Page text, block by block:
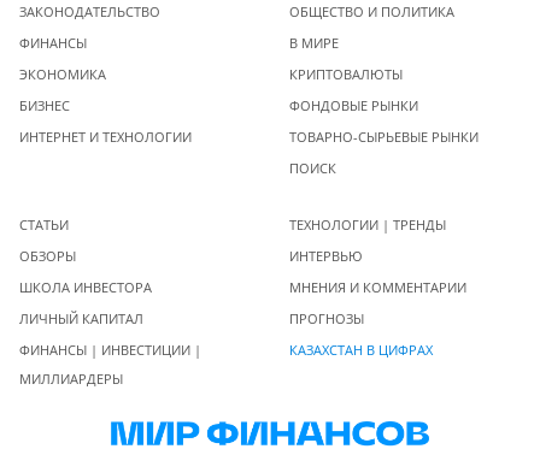
ЗАКОНОДАТЕЛЬСТВО
ФИНАНСЫ
ЭКОНОМИКА
БИЗНЕС
ИНТЕРНЕТ И ТЕХНОЛОГИИ
ОБЩЕСТВО И ПОЛИТИКА
В МИРЕ
КРИПТОВАЛЮТЫ
ФОНДОВЫЕ РЫНКИ
ТОВАРНО-СЫРЬЕВЫЕ РЫНКИ
ПОИСК
СТАТЬИ
ОБЗОРЫ
ШКОЛА ИНВЕСТОРА
ЛИЧНЫЙ КАПИТАЛ
ФИНАНСЫ | ИНВЕСТИЦИИ |
МИЛЛИАРДЕРЫ
ТЕХНОЛОГИИ | ТРЕНДЫ
ИНТЕРВЬЮ
МНЕНИЯ И КОММЕНТАРИИ
ПРОГНОЗЫ
КАЗАХСТАН В ЦИФРАХ